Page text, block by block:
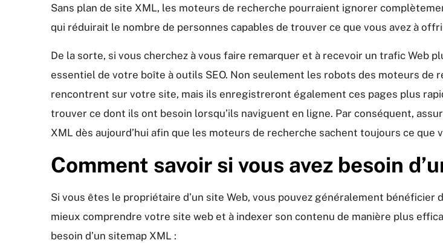
Sans plan de site XML, les moteurs de recherche pourraient ignorer
qui réduirait le nombre de personnes capables de trouver ce que vous avez à
De la sorte, si vous cherchez à vous faire remarquer et à recevoir un trafic Web
essentiel de votre boîte à outils SEO. Non seulement les robots des moteurs de
rencontrent sur votre site, mais ils enregistreront également ces pages plus
trouver ce dont ils ont besoin lorsqu’ils naviguent en ligne. Par conséquent,
XML dès aujourd’hui afin que les moteurs de recherche sachent toujours ce que
Comment savoir si vous avez besoin
Si vous êtes le propriétaire d’un site Web, vous pouvez généralement
mieux comprendre votre site web et à indexer son contenu de manière plus
besoin d’un sitemap XML :